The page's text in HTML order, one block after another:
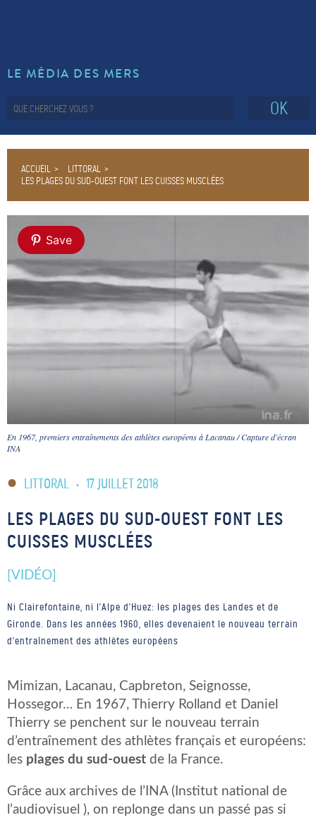
LE MÉDIA DES MERS
OK
ACCUEIL
LITTORAL
LES PLAGES DU SUD-OUEST FONT LES CUISSES MUSCLÉES
Save
En 1967, premiers entraînements des athlètes européens à Lacanau / Capture d'écran
INA
LITTORAL • 17 JUILLET 2018
LES PLAGES DU SUD-OUEST FONT LES
CUISSES MUSCLÉES
[VIDÉO]
Ni Clairefontaine, ni l'Alpe d'Huez: les plages des Landes et de
Gironde. Dans les années 1960, elles devenaient le nouveau terrain
d'entraînement des athlètes européens
Mimizan, Lacanau, Capbreton, Seignosse,
Hossegor… En 1967, Thierry Rolland et Daniel
Thierry se penchent sur le nouveau terrain
d’entraînement des athlètes français et européens:
les plages du sud-ouest de la France.
Grâce aux archives de l’INA (Institut national de
l’audiovisuel ), on replonge dans un passé pas si